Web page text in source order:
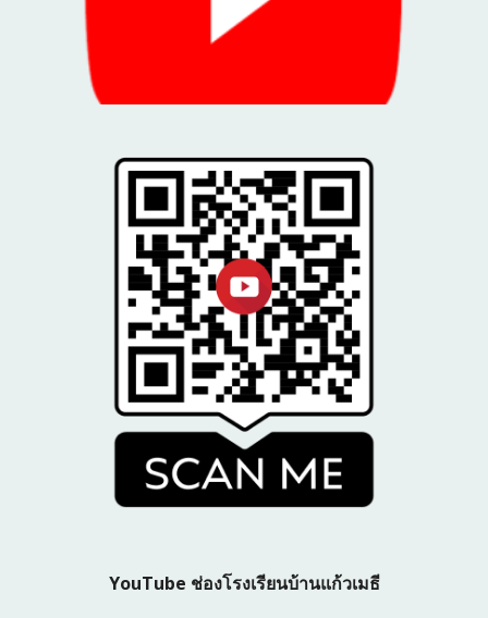
YouTube ช่องโรงเรียนบ้านแก้วเมธี